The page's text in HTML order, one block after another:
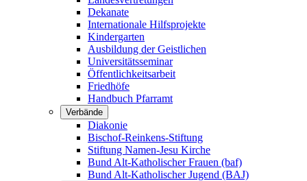
Dekanate
Internationale Hilfsprojekte
Kindergarten
Ausbildung der Geistlichen
Universitätsseminar
Öffentlichkeitsarbeit
Friedhöfe
Handbuch Pfarramt
Verbände
Diakonie
Bischof-Reinkens-Stiftung
Stiftung Namen-Jesu Kirche
Bund Alt-Katholischer Frauen (baf)
Bund Alt-Katholischer Jugend (BAJ)